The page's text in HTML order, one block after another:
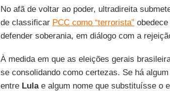
No afã de voltar ao poder, ultradireita
de classificar PCC como “terrorista”
defender soberania, em diálogo com a
À medida em que as eleições gerais
se consolidando como certezas. Se há
entre Lulae algum nome que substituísse o